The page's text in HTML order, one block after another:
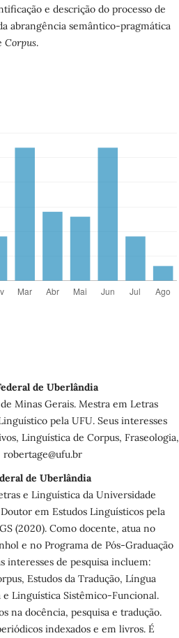
e descrição do processo de
abrangência semântico-pragmática
Corpus.
de Uberlândia
Minas Gerais. Mestra em Letras
pela UFU. Seus interesses
Linguística de Corpus, Fraseologia,
de Uberlândia
e Linguística da Universidade
em Estudos Linguísticos pela
(2020). Como docente, atua no
e no Programa de Pós-Graduação
interesses de pesquisa incluem:
Estudos da Tradução, Língua
Linguística Sistêmico-Funcional.
na docência, pesquisa e tradução.
indexados e em livros. É